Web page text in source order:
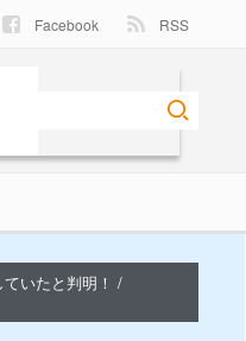
Facebook RSS
いたと判明！ /